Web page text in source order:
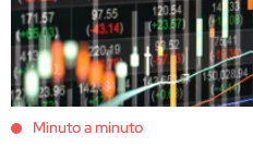
Minuto a minuto